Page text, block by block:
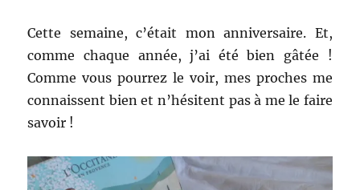
Cette semaine, c’était mon anniversaire. Et,
comme chaque année, j’ai été bien gâtée !
Comme vous pourrez le voir, mes proches me
connaissent bien et n’hésitent pas à me le faire
savoir !